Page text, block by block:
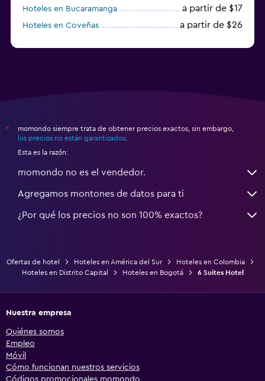
Hoteles en Bucaramanga a partir de $17
Hoteles en Coveñas a partir de $26
*
momondo siempre trata de obtener precios exactos, sin embargo,
los precios no están garantizados
Esta es la razón:
momondo no es el vendedor.
Agregamos montones de datos para ti
¿Por qué los precios no son 100% exactos?
Ofertas de hotel Hoteles en América del Sur
Hoteles en Colombia
Hoteles en Distrito Capital
Hoteles en Bogotá 6 Suites Hotel
Nuestra empresa
Quiénes somos
Empleo
Móvil
Cómo funcionan nuestros servicios
Códigos promocionales momondo